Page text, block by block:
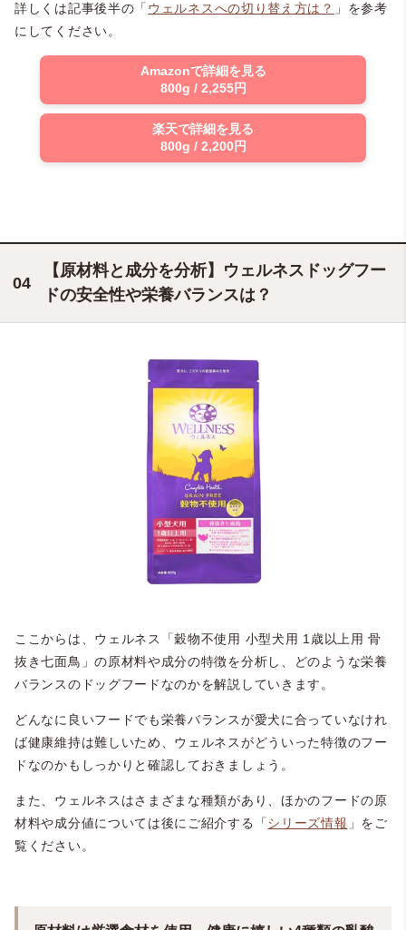
詳しくは記事後半の「 ウェルネスへの切り替え方は？ 」を参考
にしてください。
Amazonで詳細を見る
800g / 2,255円
楽天で詳細を見る
800g / 2,200円
【原材料と成分を分析】ウェルネスドッグフー
ドの安全性や栄養バランスは？
ここからは、ウェルネス「穀物不使用 小型犬用 1歳以上用 骨
抜き七面鳥」の原材料や成分の特徴を分析し、どのような栄養
バランスのドッグフードなのかを解説していきます。
どんなに良いフードでも栄養バランスが愛犬に合っていなけれ
ば健康維持は難しいため、ウェルネスがどういった特徴のフー
ドなのかもしっかりと確認しておきましょう。
また、ウェルネスはさまざまな種類があり、ほかのフードの原
材料や成分値については後にご紹介する「シリーズ情報 」をご
覧ください。